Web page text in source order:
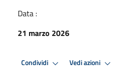
Data :
21 marzo 2026
Condividi Vedi azioni